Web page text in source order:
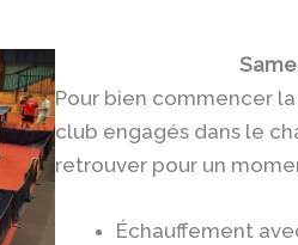
Pour bien commencer
club engagés dans le
retrouver pour un
Échauffement